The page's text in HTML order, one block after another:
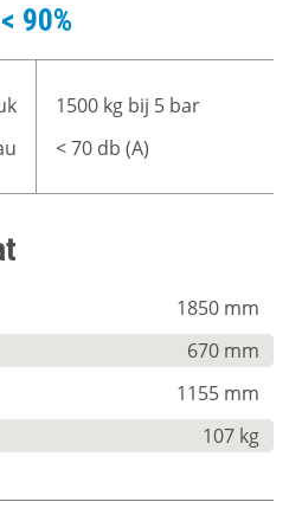
< 90%
1500 kg bij 5 bar
< 70 db (A)
1850 mm
670 mm
1155 mm
107 kg